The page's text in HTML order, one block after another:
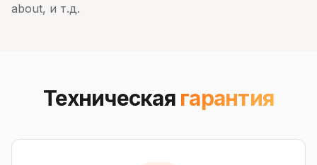
about, и т.д.
Техническая гарантия